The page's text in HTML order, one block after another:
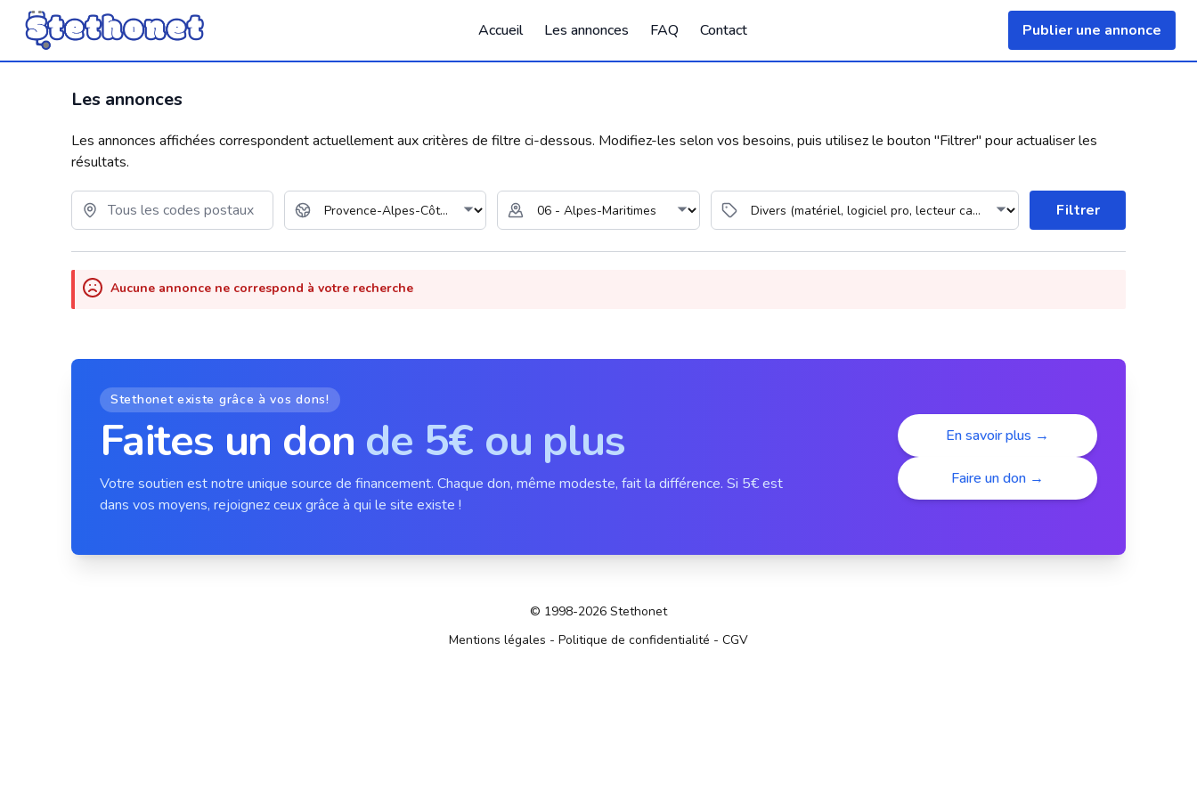
Publier une annonce
Accueil Les annonces FAQ Contact
Les annonces
Les annonces affichées correspondent actuellement aux critères de filtre ci-dessous. Modifiez-les selon vos besoins, puis utilisez le bouton "Filtrer" pour actualiser les
résultats.
Filtrer
Aucune annonce ne correspond à votre recherche
Stethonet existe grâce à vos dons!
Faites un don de 5€ ou plus
Votre soutien est notre unique source de financement. Chaque don, même modeste, fait la différence. Si 5€ est
dans vos moyens, rejoignez ceux grâce à qui le site existe !
En savoir plus →
Faire un don →
© 1998-2026 Stethonet
Mentions légales - Politique de confidentialité - CGV